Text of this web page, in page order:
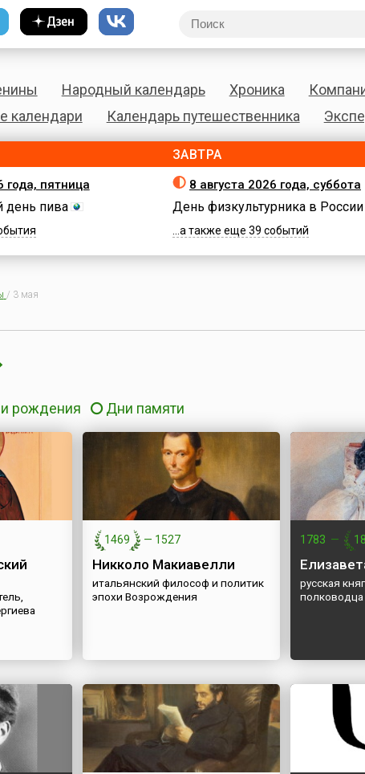
Народный календарь Хроника
календари
Календарь путешественника
года, пятница
пива
ЗАВТРА
8 августа 2026 года, суббота
День физкультурника в России
...а также еще 39 событий
/ 3 мая
рождения Дни памяти
1469 — 1527
Никколо Макиавелли
итальянский философ и политик
эпохи Возрождения
1783 —
русская
полководца